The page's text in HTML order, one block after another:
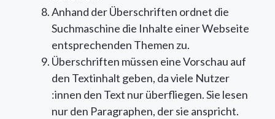
Anhand der Überschriften ordnet die
Suchmaschine die Inhalte einer Webseite
entsprechenden Themen zu.
Überschriften müssen eine Vorschau auf
den Textinhalt geben, da viele Nutzer
:innen den Text nur überfliegen. Sie lesen
nur den Paragraphen, der sie anspricht.